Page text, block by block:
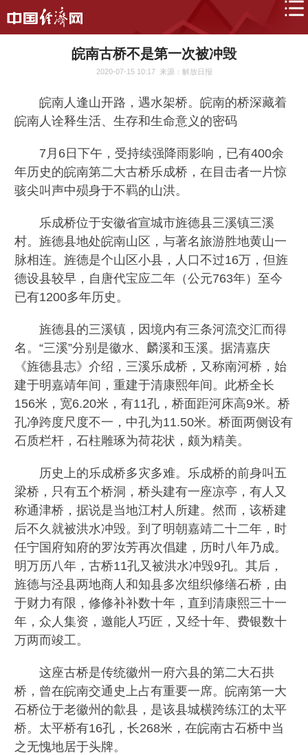
皖南古桥不是第一次被冲毁
2020-07-15 10:17 来源：解放日报
皖南人逢山开路，遇水架桥。皖南的桥深藏着
皖南人诠释生活、生存和生命意义的密码
7月6日下午，受持续强降雨影响，已有400余
年历史的皖南第二大古桥乐成桥，在目击者一片惊
骇尖叫声中殒身于不羁的山洪。
乐成桥位于安徽省宣城市旌德县三溪镇三溪
村。旌德县地处皖南山区，与著名旅游胜地黄山一
脉相连。旌德是个山区小县，人口不过16万，但旌
德设县较早，自唐代宝应二年（公元763年）至今
已有1200多年历史。
旌德县的三溪镇，因境内有三条河流交汇而得
名。“三溪”分别是徽水、麟溪和玉溪。据清嘉庆
《旌德县志》介绍，三溪乐成桥，又称南河桥，始
建于明嘉靖年间，重建于清康熙年间。此桥全长
156米，宽6.20米，有11孔，桥面距河床高9米。桥
孔净跨度尺度不一，中孔为11.50米。桥面两侧设有
石质栏杆，石柱雕琢为荷花状，颇为精美。
历史上的乐成桥多灾多难。乐成桥的前身叫五
梁桥，只有五个桥洞，桥头建有一座凉亭，有人又
称通津桥，据说是当地江村人所建。然而，该桥建
后不久就被洪水冲毁。到了明朝嘉靖二十二年，时
任宁国府知府的罗汝芳再次倡建，历时八年乃成。
明万历八年，古桥11孔又被洪水冲毁9孔。其后，
旌德与泾县两地商人和知县多次组织修缮石桥，由
于财力有限，修修补补数十年，直到清康熙三十一
年，众人集资，邀能人巧匠，又经十年、费银数十
万两而竣工。
这座古桥是传统徽州一府六县的第二大石拱
桥，曾在皖南交通史上占有重要一席。皖南第一大
石桥位于老徽州的歙县，是该县城横跨练江的太平
桥。太平桥有16孔，长268米，在皖南古石桥中当
之无愧地居于头牌。